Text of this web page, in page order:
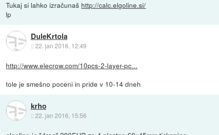
Tukaj si lahko izračunaš http://calc.elgoline.si/
lp
DuleKrtola
::22. jan 2016, 12:49
http://www.elecrow.com/10pcs-2-layer-pc...
tole je smešno poceni in pride v 10-14 dneh
krho
::22. jan 2016, 15:56